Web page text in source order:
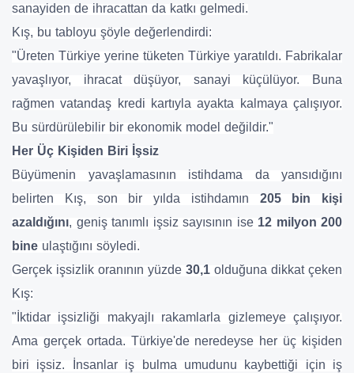
sanayiden de ihracattan da katkı gelmedi.
Kış, bu tabloyu şöyle değerlendirdi:
"Üreten Türkiye yerine tüketen Türkiye yaratıldı. Fabrikalar
yavaşlıyor, ihracat düşüyor, sanayi küçülüyor. Buna
rağmen vatandaş kredi kartıyla ayakta kalmaya çalışıyor.
Bu sürdürülebilir bir ekonomik model değildir."
Her Üç Kişiden Biri İşsiz
Büyümenin yavaşlamasının istihdama da yansıdığını
belirten Kış, son bir yılda istihdamın 205 bin kişi
azaldığını, geniş tanımlı işsiz sayısının ise 12 milyon 200
bine ulaştığını söyledi.
Gerçek işsizlik oranının yüzde 30,1 olduğuna dikkat çeken
Kış:
"İktidar işsizliği makyajlı rakamlarla gizlemeye çalışıyor.
Ama gerçek ortada. Türkiye'de neredeyse her üç kişiden
biri işsiz. İnsanlar iş bulma umudunu kaybettiği için iş